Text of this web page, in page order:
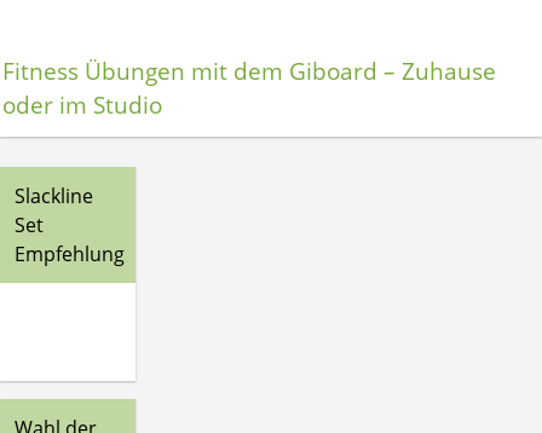
Fitness Übungen mit dem Giboard – Zuhause
oder im Studio
Slackline
Set
Empfehlung